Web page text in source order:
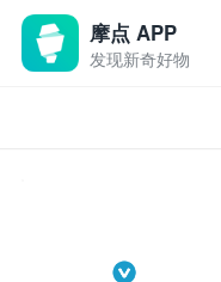
摩点 APP
发现新奇好物